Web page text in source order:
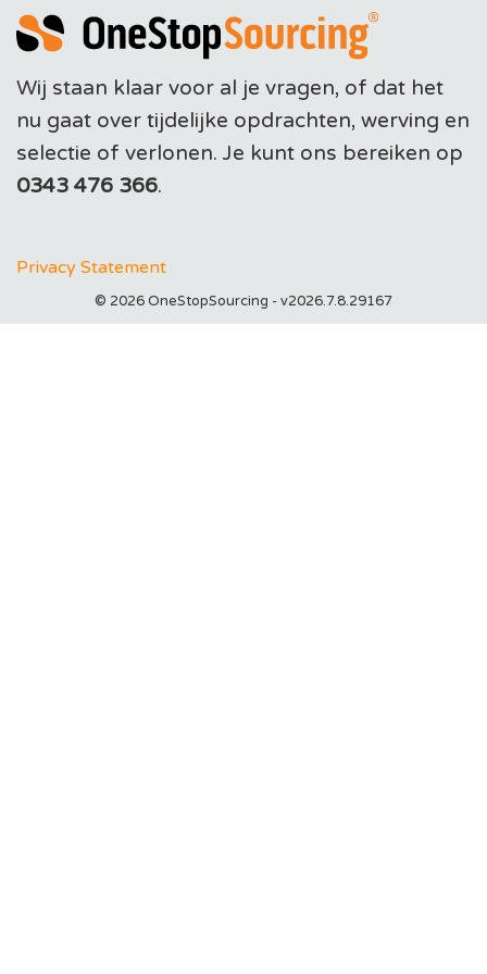
Wij staan klaar voor al je vragen, of dat het
nu gaat over tijdelijke opdrachten, werving en
selectie of verlonen. Je kunt ons bereiken op
0343 476 366.
Privacy Statement
© 2026 OneStopSourcing - v2026.7.8.29167